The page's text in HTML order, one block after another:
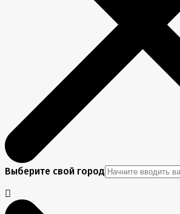
Выберите свой город